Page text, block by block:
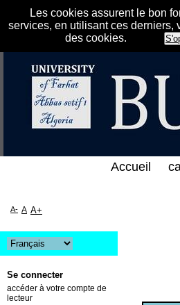
Les cookies assurent le bon
services, en utilisant ces derniers,
des cookies.
المباشر لمكتبة كلية
Accueil
A- A A+
Se connecter
accéder à votre compte de
lecteur